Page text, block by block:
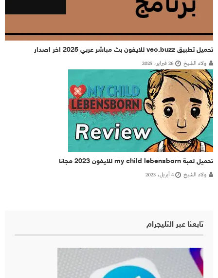
تحميل تطبيق veo.buzz للايفون بث مباشر عربي 2025 اخر اصدار
ولاء الشيخ 26 فبراير، 2025
تحميل لعبة my child lebensborn للايفون 2023 مجانا
ولاء الشيخ 4 أبريل، 2023
تابعنا عبر التليجرام